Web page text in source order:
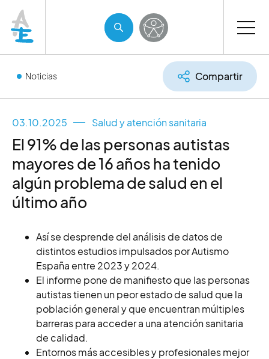
Noticias Compartir
03.10.2025 Salud y atención sanitaria
El 91% de las personas autistas
mayores de 16 años ha tenido
algún problema de salud en el
último año
Así se desprende del análisis de datos de
distintos estudios impulsados por Autismo
España entre 2023 y 2024.
El informe pone de manifiesto que las personas
autistas tienen un peor estado de salud que la
población general y que encuentran múltiples
barreras para acceder a una atención sanitaria
de calidad.
Entornos más accesibles y profesionales mejor